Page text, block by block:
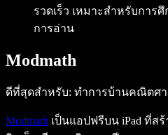
รวดเร็ว เหมาะสำหรับการ
การอ่าน
Modmath
ดีที่สุดสำหรับ: ทำการบ้านคณิตศา
Modmath เป็นแอปฟรีบน iPad ที่ส